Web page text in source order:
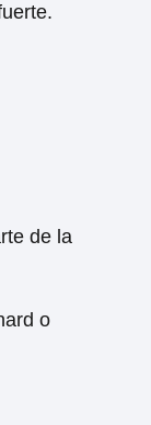
de la
o